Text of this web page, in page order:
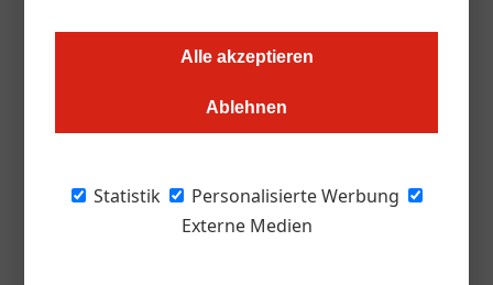
Alle akzeptieren
Ablehnen
Statistik
Personalisierte Werbung
Externe Medien
Das Falkensteiner Weingut Dürnberg platzt aus allen Nähten;
den Umbau finanziert das Winzer-Trio per Crowdfunding. Die
und – für Gastronomen interessant – mit raren Abfüllungen